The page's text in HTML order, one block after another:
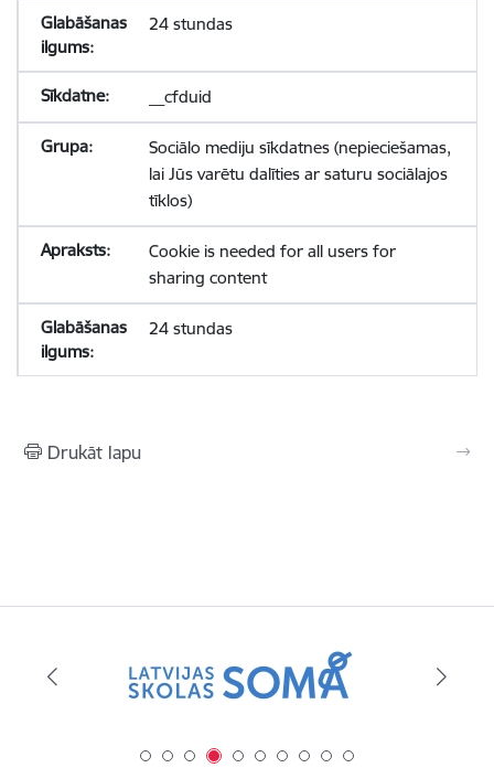
24 stundas
__cfduid
Sociālo mediju sīkdatnes (nepieciešamas,
lai Jūs varētu dalīties ar saturu sociālajos
tīklos)
Cookie is needed for all users for
sharing content
24 stundas
Drukāt lapu